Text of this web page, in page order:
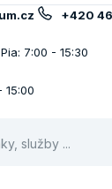
+420
7:00 - 15:30
15:00